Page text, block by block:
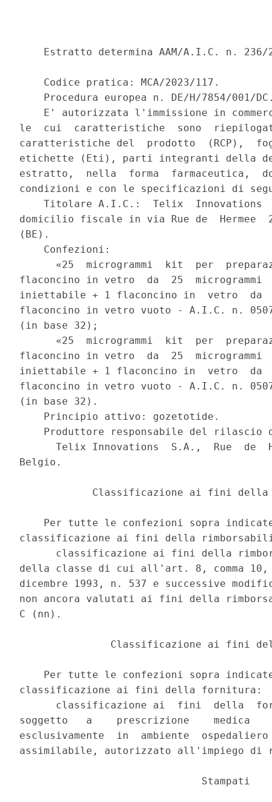
Estratto determina AAM/A.I.C. n.
    Codice pratica: MCA/2023/117.
Procedura europea n. DE/H/7854/001/
E' autorizzata l'immissione in
le  cui  caratteristiche  sono
caratteristiche del  prodotto  (RCP),
etichette (Eti), parti integranti della
estratto,  nella  forma  farmaceutica,
condizioni e con le specificazioni di
Titolare A.I.C.:  Telix  Innovations
domicilio fiscale in via Rue de  Hermee
(BE).
    Confezioni:
«25  microgrammi  kit  per
flaconcino in vetro  da  25
iniettabile + 1 flaconcino in  vetro  da
flaconcino in vetro vuoto - A.I.C. n.
(in base 32);
«25  microgrammi  kit  per
flaconcino in vetro  da  25
iniettabile + 1 flaconcino in  vetro  da
flaconcino in vetro vuoto - A.I.C. n.
(in base 32).
    Principio attivo: gozetotide.
Produttore responsabile del rilascio
Telix Innovations  S.A.,  Rue  de
Belgio.
Classificazione ai fini
Per tutte le confezioni sopra
classificazione ai fini della
classificazione ai fini della
della classe di cui all'art. 8, comma
dicembre 1993, n. 537 e successive
non ancora valutati ai fini della
C (nn).
Classificazione ai fini
Per tutte le confezioni sopra
classificazione ai fini della fornitura:
classificazione ai  fini  della
soggetto   a    prescrizione
esclusivamente  in  ambiente
assimilabile, autorizzato all'impiego di
                              Stampati